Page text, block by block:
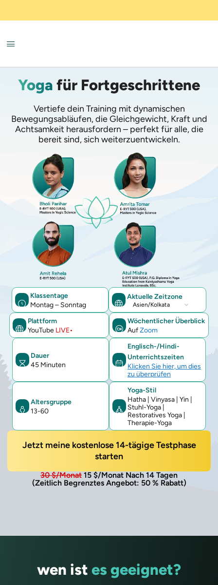
Yoga für Fortgeschrittene
Vertiefe dein Training mit dynamischen
Bewegungsabläufen, die Gleichgewicht, Kraft und
Achtsamkeit herausfordern – perfekt für alle, die
bereit sind, sich weiterzuentwickeln.
Klassentage
Montag – Sonntag
Aktuelle Zeitzone
Aktuelle
Zeitzone
Plattform
YouTube LIVE•
Wöchentlicher Überblick
AufZoom
Dauer
45 Minuten
Englisch-/Hindi-
Unterrichtszeiten
Klicken Sie hier, um dies
zu überprüfen
Altersgruppe
13-60
Yoga-Stil
Hatha | Vinyasa | Yin |
Stuhl-Yoga |
Restoratives Yoga |
Therapie-Yoga
Jetzt meine kostenlose 14-tägige Testphase
starten
30 $/Monat 15 $/Monat Nach 14 Tagen
(Zeitlich Begrenztes Angebot: 50 % Rabatt)
wen ist es geeignet?